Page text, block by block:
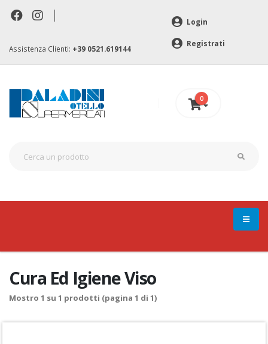
|
Assistenza Clienti: +39 0521.619144
Login
Registrati
0
Cura Ed Igiene Viso
Mostro 1 su 1 prodotti (pagina 1 di 1)